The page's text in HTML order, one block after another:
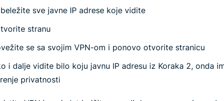
sve javne IP adrese koje vidite
stranu
se sa svojim VPN-om i ponovo otvorite stranicu
i dalje vidite bilo koju javnu IP adresu iz Koraka 2, onda
privatnosti